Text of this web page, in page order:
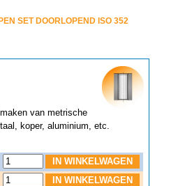
SET DOORLOPEND ISO 352
van metrische
koper, aluminium, etc.